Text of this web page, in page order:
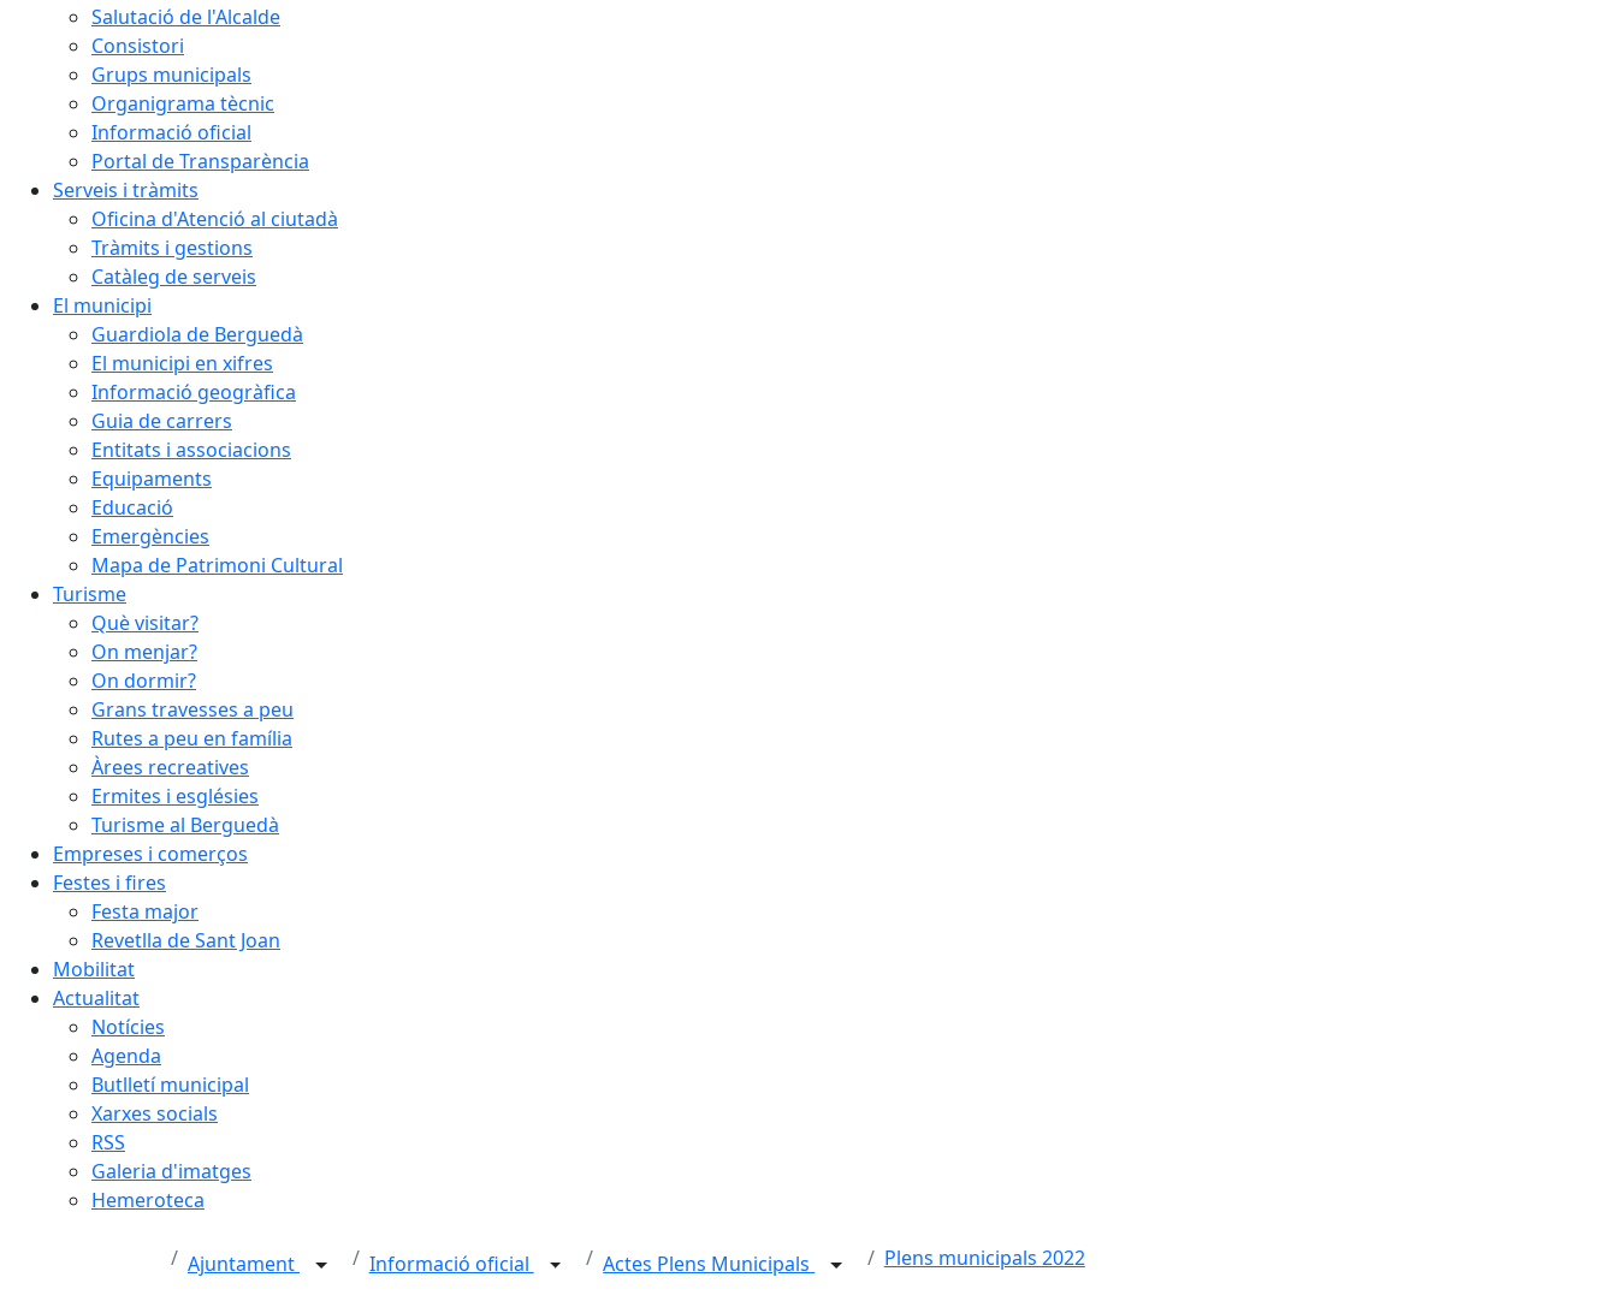
Salutació de l'Alcalde
Consistori
Grups municipals
Organigrama tècnic
Informació oficial
Portal de Transparència
Serveis i tràmits
Oficina d'Atenció al ciutadà
Tràmits i gestions
Catàleg de serveis
El municipi
Guardiola de Berguedà
El municipi en xifres
Informació geogràfica
Guia de carrers
Entitats i associacions
Equipaments
Educació
Emergències
Mapa de Patrimoni Cultural
Turisme
Què visitar?
On menjar?
On dormir?
Grans travesses a peu
Rutes a peu en família
Àrees recreatives
Ermites i esglésies
Turisme al Berguedà
Empreses i comerços
Festes i fires
Festa major
Revetlla de Sant Joan
Mobilitat
Actualitat
Notícies
Agenda
Butlletí municipal
Xarxes socials
RSS
Galeria d'imatges
Hemeroteca
Ajuntament Informació oficial Actes Plens Municipals Plens municipals 2022